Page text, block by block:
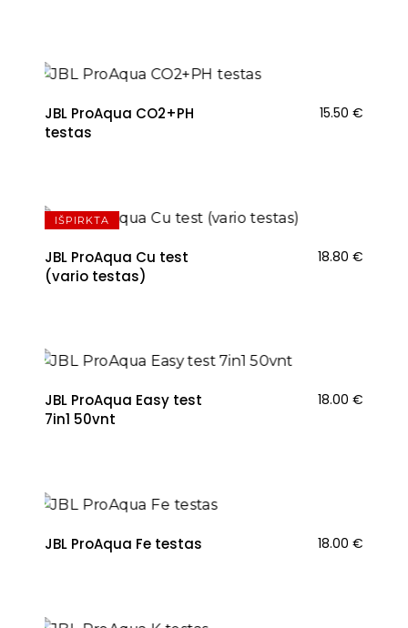
JBL ProAqua CO2+PH
testas
15.50 €
IŠPIRKTA
JBL ProAqua Cu test
(vario testas)
18.80 €
JBL ProAqua Easy test
7in1 50vnt
18.00 €
JBL ProAqua Fe testas 18.00 €